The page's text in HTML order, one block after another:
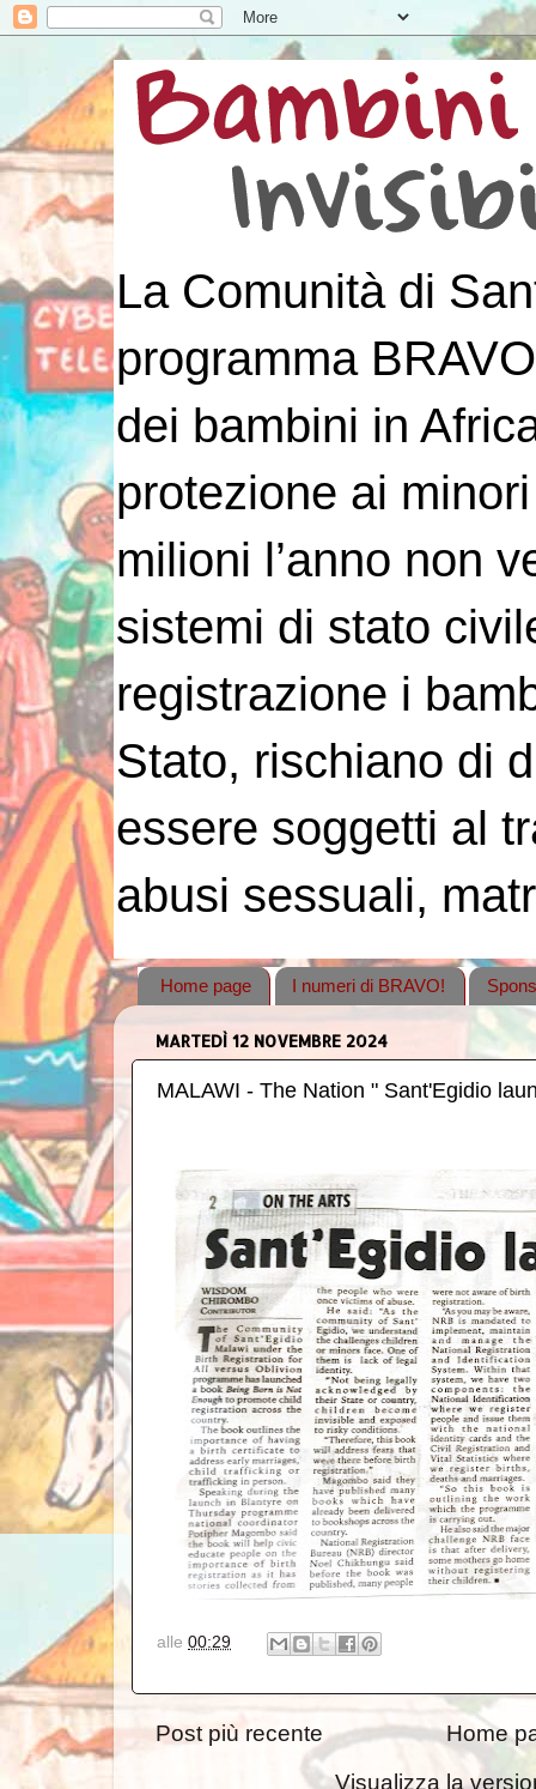
La Comunità di
programma
dei bambini in
protezione ai
milioni l’anno non
sistemi di stato
registrazione i
Stato, rischiano di
essere soggetti al
abusi sessuali,
Home page I numeri di BRAVO!
MARTEDÌ 12 NOVEMBRE 2024
MALAWI - The Nation " Sant'Egidio
alle 00:29
Post più recente
Home
Visualizza la